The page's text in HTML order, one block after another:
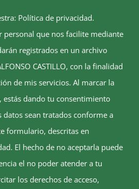
Política de privacidad.
personal que nos facilite mediante
registrados en un archivo
CASTILLO, con la finalidad
de mis servicios. Al marcar la
estás dando tu consentimiento
datos sean tratados conforme a
formulario, descritas en
El hecho de no aceptarla puede
el no poder atender a tu
los derechos de acceso,